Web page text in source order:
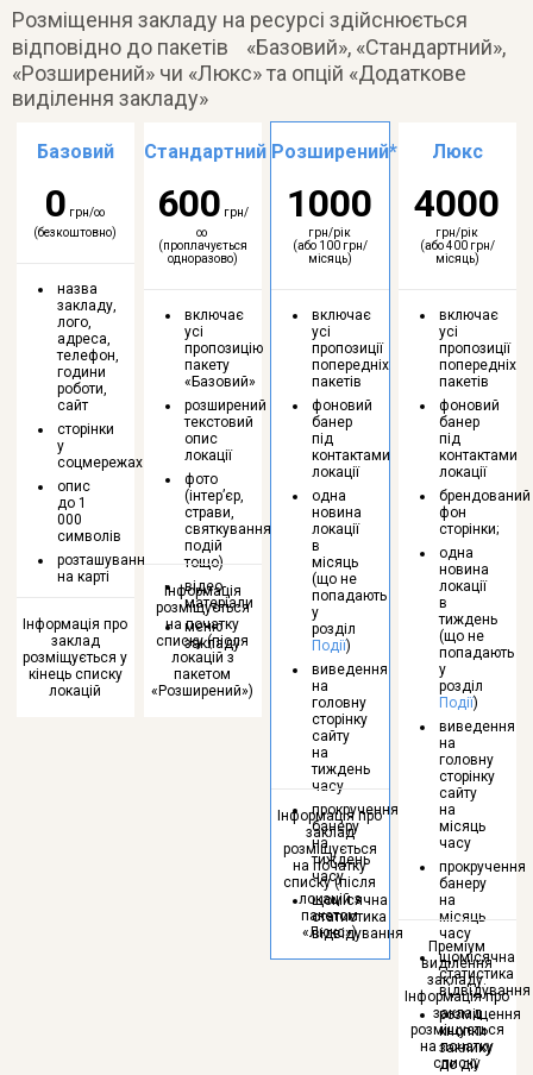
Розміщення закладу на ресурсі здійснюється
відповідно до пакетів «Базовий», «Стандартний»,
«Розширений» чи «Люкс» та опцій «Додаткове
виділення закладу»
Базовий
0 грн/∞
(безкоштовно)
назва
закладу,
лого,
адреса,
телефон,
години
роботи,
сайт
сторінки
у
соцмережах
опис
до 1
000
символів
розташування
на карті
Інформація про
заклад
розміщується у
кінець списку
локацій
Стандартний
600 грн/
∞
(проплачується
одноразово)
включає
усі
пропозицію
пакету
«Базовий»
розширений
текстовий
опис
локації
фото
(інтер’єр,
страви,
святкування
подій
тощо)
відео-
матеріали
меню
закладу
Інформація
розміщується
на початку
списку (після
локацій з
пакетом
«Розширений»)
Розширений*
1000
грн/рік
(або 100 грн/
місяць)
включає
усі
пропозиції
попередніх
пакетів
фоновий
банер
під
контактами
локації
одна
новина
локації
в
місяць
(що не
попадають
у
розділ
Події)
виведення
на
головну
сторінку
сайту
на
тиждень
часу
прокручення
банеру
на
тиждень
часу
щомісячна
статистика
відвідування
Інформація про
заклад
розміщується
на початку
списку (після
локацій з
пакетом
«Люкс»)
Люкс
4000
грн/рік
(або 400 грн/
місяць)
включає
усі
пропозиції
попередніх
пакетів
фоновий
банер
під
контактами
локації
брендований
фон
сторінки;
одна
новина
локації
в
тиждень
(що не
попадають
у
розділ
Події)
виведення
на
головну
сторінку
сайту
на
місяць
часу
прокручення
банеру
на
місяць
часу
щомісячна
статистика
відвідування
розміщення
кнопки
заклику
до дії
Преміум
виділення
закладу.
Інформація про
заклад
розміщується
на початку
списку